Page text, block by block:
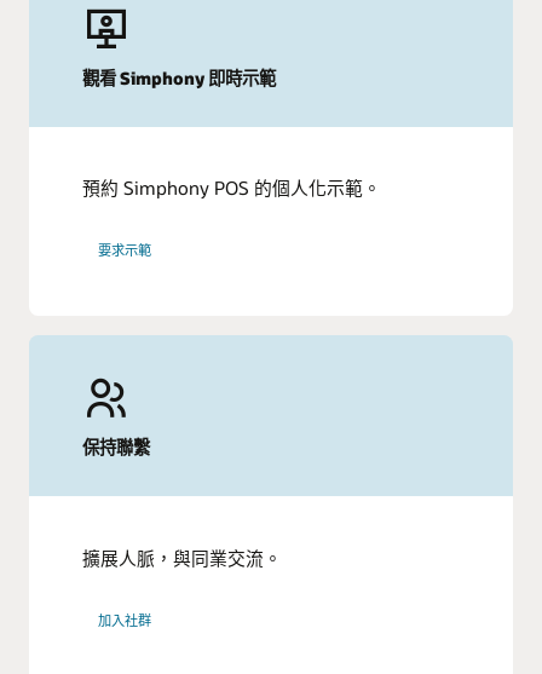
觀看 Simphony 即時示範
預約 Simphony POS 的個人化示範。
要求示範
保持聯繫
擴展人脈，與同業交流。
加入社群